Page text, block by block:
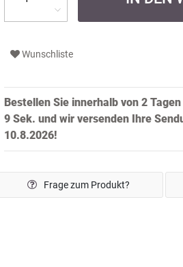
Wunschliste
Bestellen Sie innerhalb von 2
8 Sek. und wir versenden Ihre
10.8.2026!
Frage zum Produkt?